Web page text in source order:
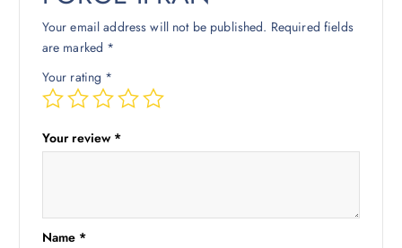
Your email address will not be published. Required fields
are marked *
Your rating *
Your review *
Name *